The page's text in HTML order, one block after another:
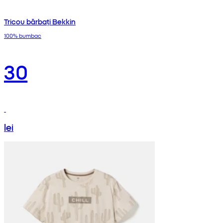
Tricou bărbați Bekkin
100% bumbac
30
lei